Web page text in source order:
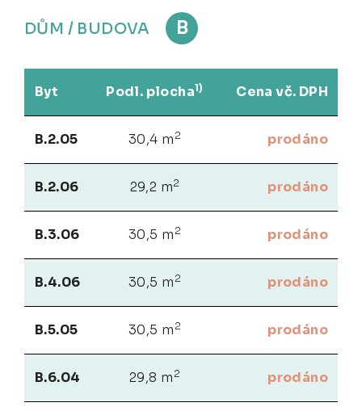
DŮM / BUDOVA B
Byt Podl. plocha1) Cena vč. DPH
B.2.05 30,4 m 2 prodáno
B.2.06 29,2 m2 prodáno
B.3.06 30,5 m 2 prodáno
B.4.06 30,5 m 2 prodáno
B.5.05 30,5 m 2 prodáno
B.6.04 29,8 m 2 prodáno